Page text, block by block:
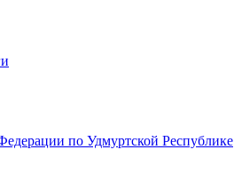
по Удмуртской Республике